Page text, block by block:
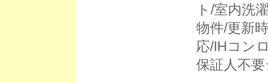
ト/室内洗
物件/更新
応/IHコン
保証人不